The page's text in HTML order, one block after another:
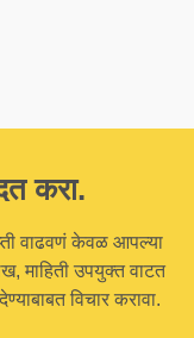
करा.
वाढवणं केवळ आपल्या
माहिती उपयुक्त वाटत
विचार करावा.